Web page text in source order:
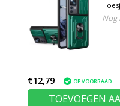
Pop
Nog
€12,79 OP VOORRAAD
TOEVOEGEN